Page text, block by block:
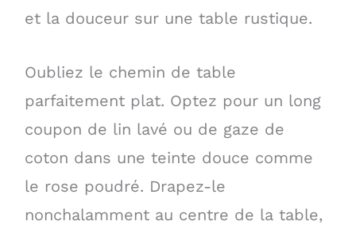
et la douceur sur une table rustique.
Oubliez le chemin de table
parfaitement plat. Optez pour un long
coupon de lin lavé ou de gaze de
coton dans une teinte douce comme
le rose poudré. Drapez-le
nonchalamment au centre de la table,